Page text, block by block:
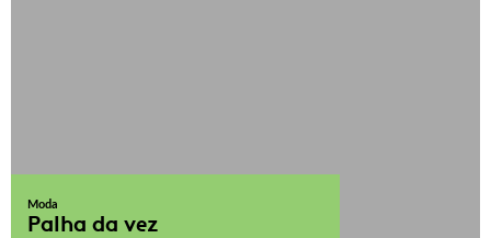
Moda
Palha da vez